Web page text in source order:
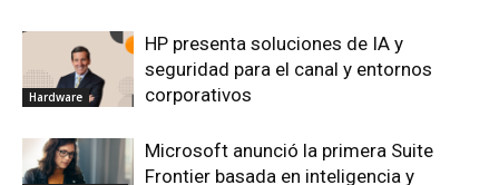
Hardware
HP presenta soluciones de IA y
seguridad para el canal y entornos
corporativos
Microsoft anunció la primera Suite
Frontier basada en inteligencia y